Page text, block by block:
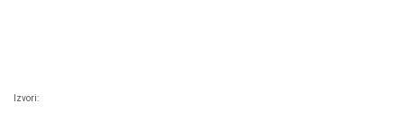
Izvori: